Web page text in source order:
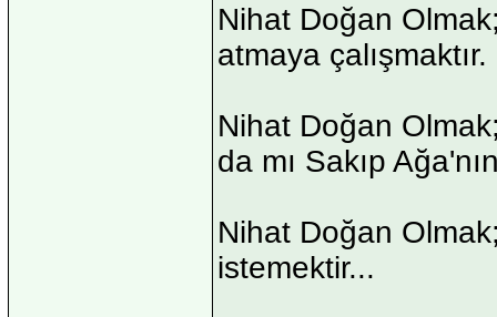
Nihat Doğan
atmaya çalışmaktır.
Nihat Doğan
da mı Sakıp
Nihat Doğan
istemektir...